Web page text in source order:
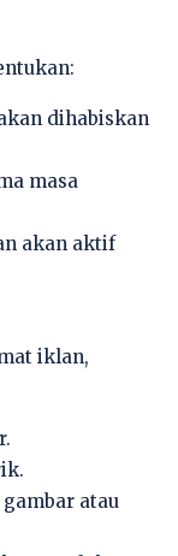
dihabiskan
masa
akan aktif
iklan,
atau